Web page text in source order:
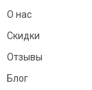
О нас
Скидки
Отзывы
Блог